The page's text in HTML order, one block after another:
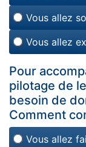
Vous allez
Vous allez
Pour
pilotage de
besoin de
Comment
Vous allez